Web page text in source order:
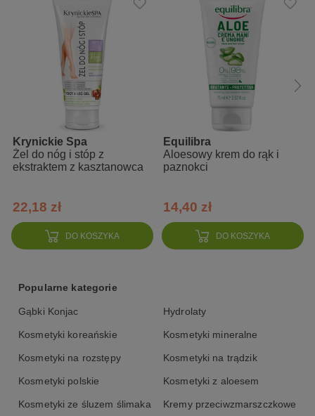
DO KOSZYKA
Krynickie Spa
Żel do nóg i stóp z
ekstraktem z kasztanowca
22,18 zł
DO KOSZYKA
Equilibra
Aloesowy krem do rąk i
paznokci
14,40 zł
Popularne kategorie
Gąbki Konjac Hydrolaty
Kosmetyki koreańskie Kosmetyki mineralne
Kosmetyki na rozstępy Kosmetyki na trądzik
Kosmetyki polskie Kosmetyki z aloesem
Kosmetyki ze śluzem ślimaka Kremy przeciwzmarszczkowe